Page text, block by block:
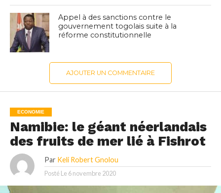
Appel à des sanctions contre le
gouvernement togolais suite à la
réforme constitutionnelle
AJOUTER UN COMMENTAIRE
ECONOMIE
Namibie: le géant néerlandais
des fruits de mer lié à Fishrot
Par Keli Robert Gnolou
Posté Le 6 novembre 2020